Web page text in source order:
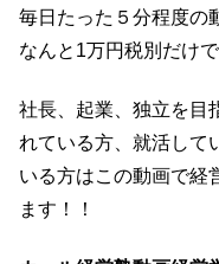
毎日たった５分程度の
なんと1万円税別だけで
社長、起業、独立を目
れている方、就活して
いる方はこの動画で経
ます！！